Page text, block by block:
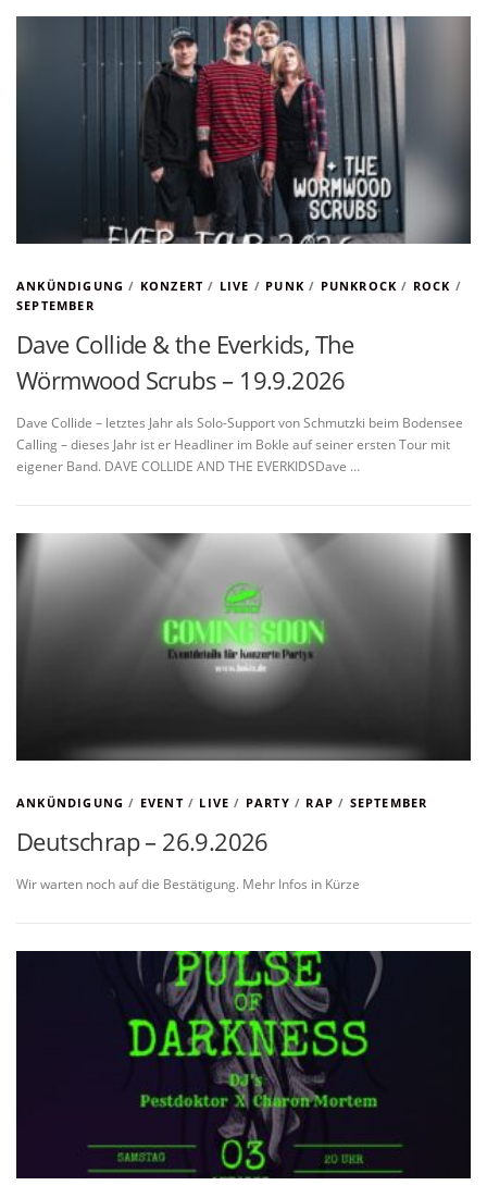
ANKÜNDIGUNG / KONZERT / LIVE / PUNK / PUNKROCK / ROCK /
SEPTEMBER
Dave Collide & the Everkids, The
Wörmwood Scrubs – 19.9.2026
Dave Collide – letztes Jahr als Solo-Support von Schmutzki beim Bodensee
Calling – dieses Jahr ist er Headliner im Bokle auf seiner ersten Tour mit
eigener Band. DAVE COLLIDE AND THE EVERKIDSDave …
ANKÜNDIGUNG / EVENT/ LIVE / PARTY / RAP / SEPTEMBER
Deutschrap – 26.9.2026
Wir warten noch auf die Bestätigung. Mehr Infos in Kürze